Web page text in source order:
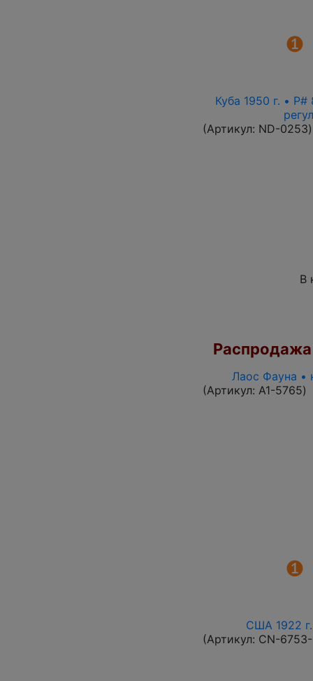
Куба 1950 г. •
(Артикул: ND-0253)
В
Распродажа
Лаос Фауна •
(Артикул: A1-5765)
США 1922
(Артикул: CN-